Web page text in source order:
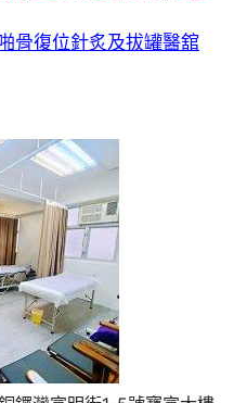
骨復位針炙及拔罐醫舘